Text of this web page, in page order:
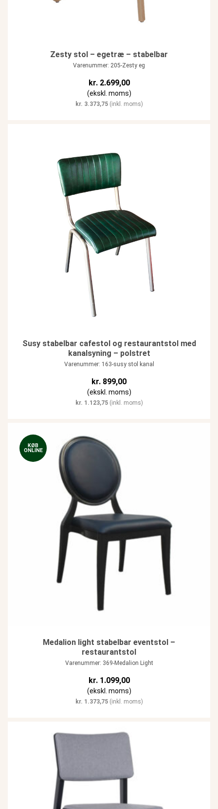
Zesty stol – egetræ – stabelbar
Varenummer: 205-Zesty eg
kr.2.699,00
(ekskl. moms)
kr. 3.373,75(inkl. moms)
Susy stabelbar cafestol og restaurantstol med
kanalsyning – polstret
Varenummer: 163-susy stol kanal
kr. 899,00
(ekskl. moms)
kr. 1.123,75(inkl. moms)
KØB
ONLINE
Medalion light stabelbar eventstol –
restaurantstol
Varenummer: 369-Medalion Light
kr.1.099,00
(ekskl. moms)
kr. 1.373,75(inkl. moms)